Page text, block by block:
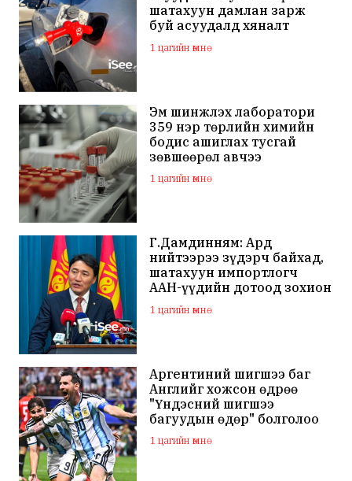
шатахуун дамлан зарж
буй асуудалд хяналт
тавихыг үүрэгджээ
1 цагийн өмнө
Эм шинжлэх лаборатори
359 нэр төрлийн химийн
бодис ашиглах тусгай
зөвшөөрөл авчээ
1 цагийн өмнө
Г.Дамдинням: Ард
нийтээрээ зүдэрч байхад,
шатахуун импортлогч
ААН-үүдийн дотоод зохион
байгуулалтаа
сайжруулаач
1 цагийн өмнө
Аргентиний шигшээ баг
Английг хожсон өдрөө
"Үндэсний шигшээ
багуудын өдөр" болголоо
1 цагийн өмнө